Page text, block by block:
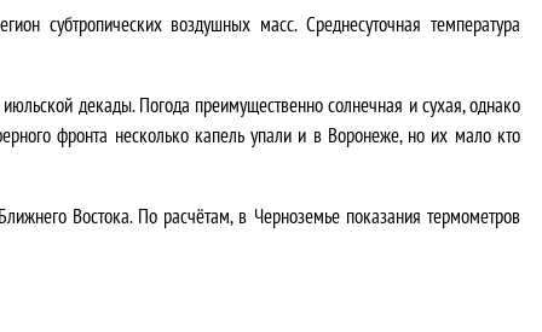
субтропических воздушных масс. Среднесуточная температура
декады. Погода преимущественно солнечная и сухая, однако
фронта несколько капель упали и в Воронеже, но их мало кто
Востока. По расчётам, в Черноземье показания термометров